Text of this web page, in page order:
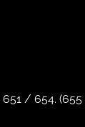
651 / 654. (655